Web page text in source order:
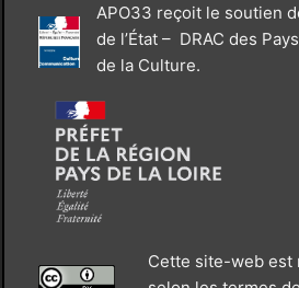
APO33 reçoit le soutien
de l’État – DRAC des
de la Culture.
Cette site-web est